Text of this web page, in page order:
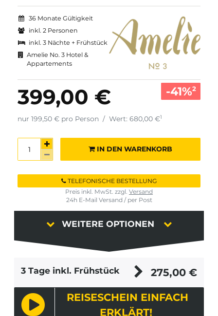
36 Monate Gültigkeit
inkl. 2 Personen
inkl. 3 Nächte + Frühstück
Amelie No. 3 Hotel &
Appartements
399,00 € -41%2
nur 199,50 € pro Person / Wert: 680,00 €1
IN DEN WARENKORB
TELEFONISCHE BESTELLUNG
Preis inkl. MwSt. zzgl. Versand
24h E-Mail Versand / per Post
WEITERE OPTIONEN
3 Tage inkl. Frühstück 275,00 €
REISESCHEIN EINFACH
ERKLÄRT!